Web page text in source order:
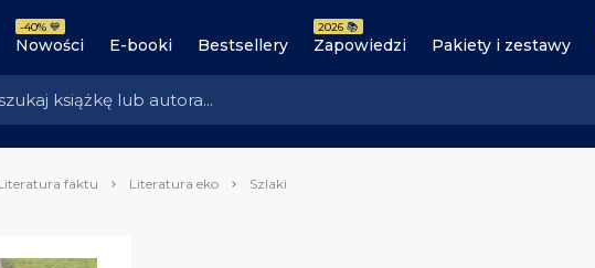
Nowości
-40% 💙
E-booki Bestsellery Zapowiedzi
2026 📚
Pakiety i zestawy
faktu Literatura eko Szlaki